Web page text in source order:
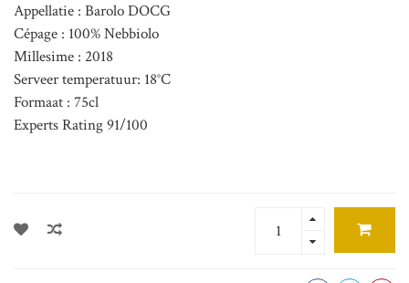
Appellatie : Barolo DOCG
Cépage : 100% Nebbiolo
Millesime : 2018
Serveer temperatuur: 18°C
Formaat : 75cl
Experts Rating 91/100